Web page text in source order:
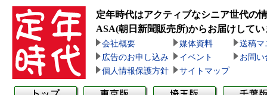
定年時代はアクティブなシニア世代の
ASA(朝日新聞販売所)からお届けしてい
会社概要 媒体資料
送稿マ
広告のお申し込み
イベント
お問い
個人情報保護方針
サイトマップ